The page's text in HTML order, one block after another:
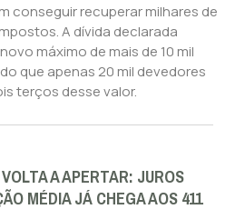
conseguir recuperar milhares de
A dívida declarada
máximo de mais de 10 mil
que apenas 20 mil devedores
terços desse valor.
A APERTAR: JUROS
MÉDIA JÁ CHEGA AOS 411